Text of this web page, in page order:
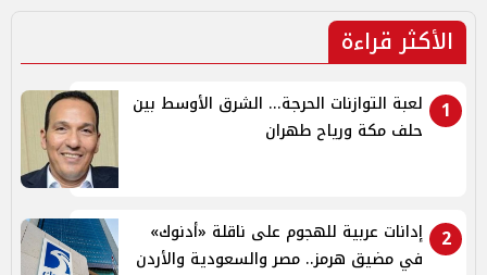
الأكثر قراءة
1
لعبة التوازنات الحرجة... الشرق الأوسط بين
حلف مكة ورياح طهران
2
إدانات عربية للهجوم على ناقلة «أدنوك»
في مضيق هرمز.. مصر والسعودية والأردن